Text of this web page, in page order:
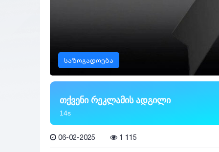
საზოგადოება
თქვენი რეკლამის ადგილი
13s
06-02-2025 1 115